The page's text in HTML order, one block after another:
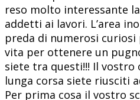
reso molto interessante
addetti ai lavori. L’area
preda di numerosi
vita per ottenere un
siete tra questi!!! Il
lunga corsa siete riusciti
Per prima cosa il vostro